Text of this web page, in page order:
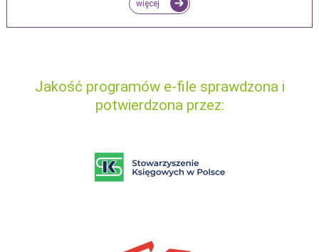
więcej
Jakość programów e-file sprawdzona i
potwierdzona przez: